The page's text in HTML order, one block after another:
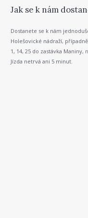
Jak se k nám
Dostanete se k nám
Holešovické nádraží,
1, 14, 25 do zastávka Maniny,
Jízda netrvá ani 5 minut.